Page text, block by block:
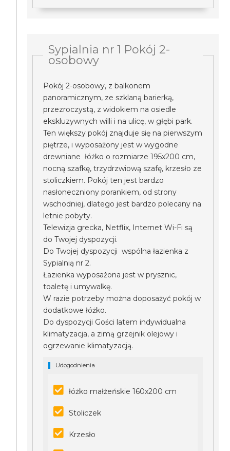
Sypialnia nr 1 Pokój 2-
osobowy
Pokój 2-osobowy, z balkonem
panoramicznym, ze szklaną barierką,
przezroczystą, z widokiem na osiedle
ekskluzywnych willi i na ulicę, w głębi park.
Ten większy pokój znajduje się na pierwszym
piętrze, i wyposażony jest w wygodne
drewniane łóżko o rozmiarze 195x200 cm,
nocną szafkę, trzydrzwiową szafę, krzesło ze
stoliczkiem. Pokój ten jest bardzo
nasłoneczniony porankiem, od strony
wschodniej, dlatego jest bardzo polecany na
letnie pobyty.
Telewizja grecka, Netflix, Internet Wi-Fi są
do Twojej dyspozycji.
Do Twojej dyspozycji wspólna łazienka z
Sypialnią nr 2.
Łazienka wyposażona jest w prysznic,
toaletę i umywalkę.
W razie potrzeby można doposażyć pokój w
dodatkowe łóżko.
Do dyspozycji Gości latem indywidualna
klimatyzacja, a zimą grzejnik olejowy i
ogrzewanie klimatyzacją.
Udogodnienia
łóżko małżeńskie 160x200 cm
Stoliczek
Krzesło